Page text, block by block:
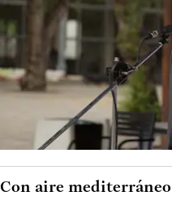
Con aire mediterráneo